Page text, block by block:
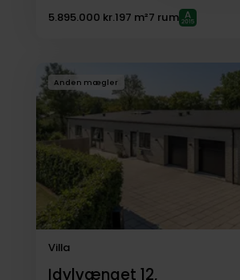
5.895.000 kr.197 m²7 rum
Anden mægler
Villa
Idylvænget 12,